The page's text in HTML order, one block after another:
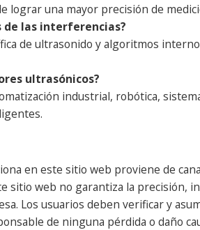
lograr una mayor precisión de
de las interferencias?
de ultrasonido y algoritmos
ultrasónicos?
industrial, robótica,
en este sitio web proviene de
sitio web no garantiza la precisión,
Los usuarios deben verificar y
de ninguna pérdida o daño